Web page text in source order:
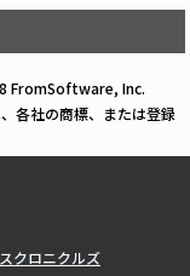
FromSoftware, Inc.
各社の商標、または登録
クロニクルズ